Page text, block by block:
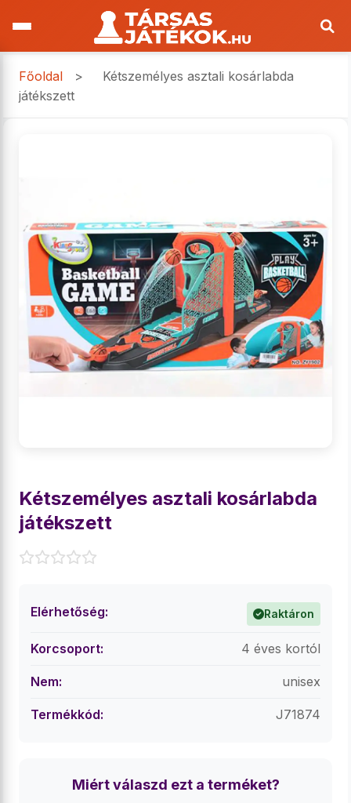
Főoldal >
Kétszemélyes asztali kosárlabda
játékszett
Kétszemélyes asztali kosárlabda
játékszett
Elérhetőség: Raktáron
Korcsoport: 4 éves kortól
Nem: unisex
Termékkód: J71874
Miért válaszd ezt a terméket?